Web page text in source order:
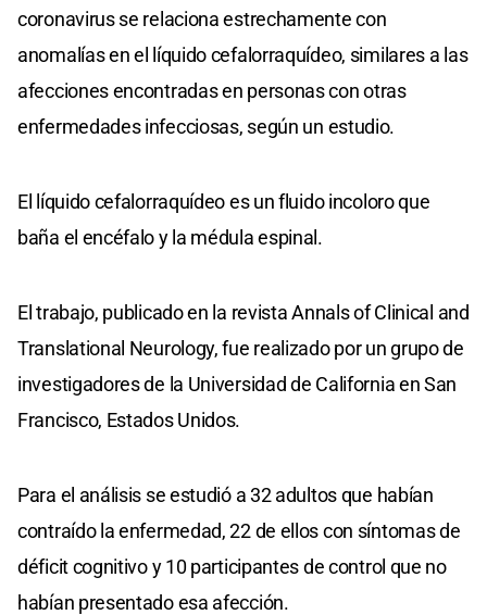
coronavirus se relaciona estrechamente con
anomalías en el líquido cefalorraquídeo, similares a las
afecciones encontradas en personas con otras
enfermedades infecciosas, según un estudio.
El líquido cefalorraquídeo es un fluido incoloro que
baña el encéfalo y la médula espinal.
El trabajo, publicado en la revista Annals of Clinical and
Translational Neurology, fue realizado por un grupo de
investigadores de la Universidad de California en San
Francisco, Estados Unidos.
Para el análisis se estudió a 32 adultos que habían
contraído la enfermedad, 22 de ellos con síntomas de
déficit cognitivo y 10 participantes de control que no
habían presentado esa afección.